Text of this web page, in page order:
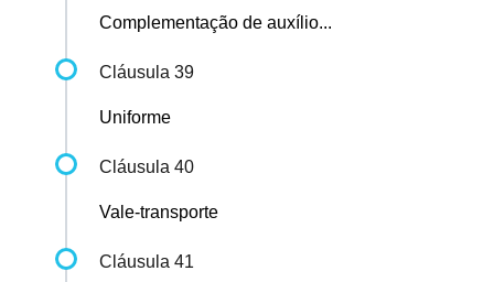
Complementação de auxílio...
Cláusula 39
Uniforme
Cláusula 40
Vale-transporte
Cláusula 41